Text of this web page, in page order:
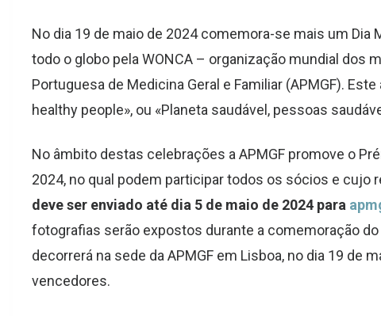
No dia 19 de maio de 2024 comemora-se mais um Dia
todo o globo pela WONCA – organização mundial dos
Portuguesa de Medicina Geral e Familiar (APMGF).
healthy people», ou «Planeta saudável, pessoas
No âmbito destas celebrações a APMGF promove o
2024, no qual podem participar todos os sócios e cujo
deve ser enviado até dia 5 de maio de 2024 para
fotografias serão expostos durante a comemoração
decorrerá na sede da APMGF em Lisboa, no dia 19 de
vencedores.